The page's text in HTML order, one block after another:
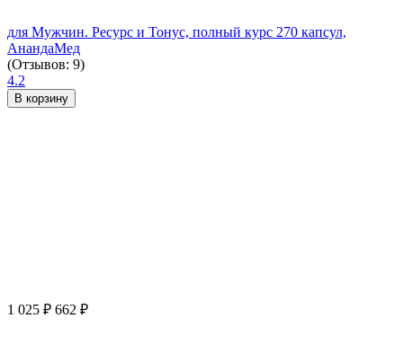
для Мужчин. Ресурс и Тонус, полный курс 270 капсул,
АнандаМед
(Отзывов: 9)
4.2
В корзину
1 025 ₽ 662 ₽